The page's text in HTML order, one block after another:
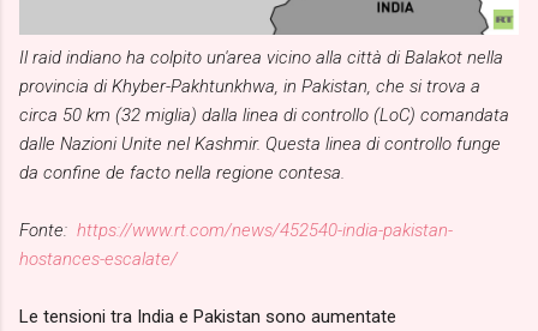
Il raid indiano ha colpito un'area vicino alla città di Balakot nella
provincia di Khyber-Pakhtunkhwa, in Pakistan, che si trova a
circa 50 km (32 miglia) dalla linea di controllo (LoC) comandata
dalle Nazioni Unite nel Kashmir. Questa linea di controllo funge
da confine de facto nella regione contesa.
Fonte: https://www.rt.com/news/452540-india-pakistan-
hostances-escalate/
Le tensioni tra India e Pakistan sono aumentate